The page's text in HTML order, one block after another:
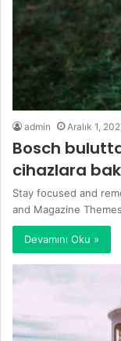
admin Aralık 1,
Bosch
cihazlara
Stay focused and
and Magazine
Devamını Oku »